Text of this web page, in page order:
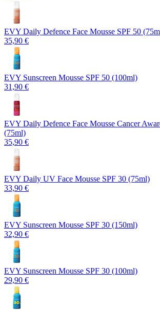
EVY Daily Defence Face Mousse SPF 50
35,90 €
EVY Sunscreen Mousse SPF 50 (100ml)
31,90 €
EVY Daily Defence Face Mousse Cancer
(75ml)
35,90 €
EVY Daily UV Face Mousse SPF 30 (75ml)
33,90 €
EVY Sunscreen Mousse SPF 30 (150ml)
32,90 €
EVY Sunscreen Mousse SPF 30 (100ml)
29,90 €